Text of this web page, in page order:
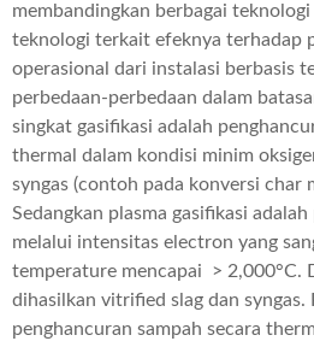
membandingkan berbagai
teknologi terkait efeknya terhadap
operasional dari instalasi berbasis
perbedaan-perbedaan dalam
singkat gasifikasi adalah
thermal dalam kondisi minim
syngas (contoh pada konversi char
Sedangkan plasma gasifikasi
melalui intensitas electron yang
temperature mencapai > 2,000°C.
dihasilkan vitrified slag dan syngas.
penghancuran sampah secara